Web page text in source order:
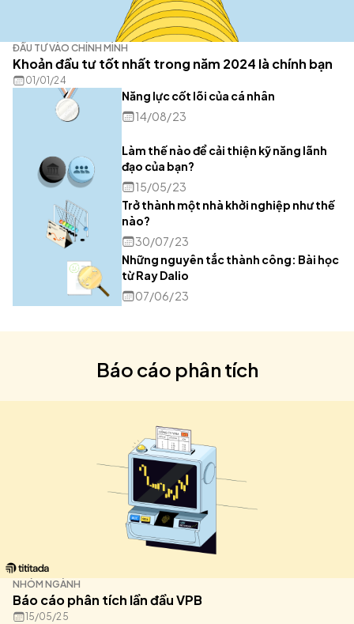
ĐẦU TƯ VÀO CHÍNH MÌNH
Khoản đầu tư tốt nhất trong năm 2024 là chính bạn
01/01/24
Năng lực cốt lõi của cá nhân
14/08/23
Làm thế nào để cải thiện kỹ năng lãnh
đạo của bạn?
15/05/23
Trở thành một nhà khởi nghiệp như thế
nào?
30/07/23
Những nguyên tắc thành công: Bài học
từ Ray Dalio
07/06/23
Báo cáo phân tích
NHÓM NGÀNH
Báo cáo phân tích lần đầu VPB
15/05/25